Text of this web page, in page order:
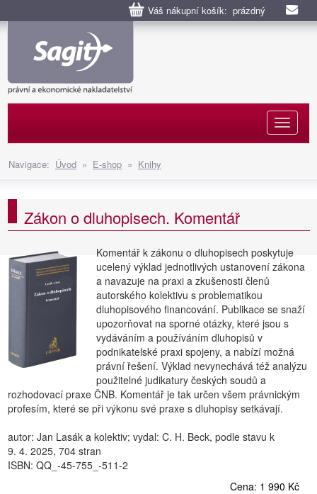
Váš nákupní košík: prázdný
Navigace: Úvod » E-shop » Knihy
Zákon o dluhopisech. Komentář
Komentář k zákonu o dluhopisech poskytuje
ucelený výklad jednotlivých ustanovení zákona
a navazuje na praxi a zkušenosti členů
autorského kolektivu s problematikou
dluhopisového financování. Publikace se snaží
upozorňovat na sporné otázky, které jsou s
vydáváním a používáním dluhopisů v
podnikatelské praxi spojeny, a nabízí možná
právní řešení. Výklad nevynechává též analýzu
použitelné judikatury českých soudů a
rozhodovací praxe ČNB. Komentář je tak určen všem právnickým
profesím, které se při výkonu své praxe s dluhopisy setkávají.
autor: Jan Lasák a kolektiv; vydal: C. H. Beck, podle stavu k
9. 4. 2025, 704 stran
ISBN: QQ_-45-755_-511-2
Cena: 1 990 Kč